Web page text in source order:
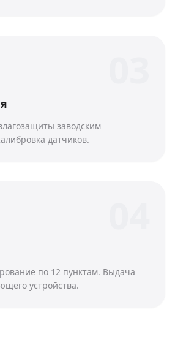
заводским
датчиков.
по 12 пунктам. Выдача
устройства.